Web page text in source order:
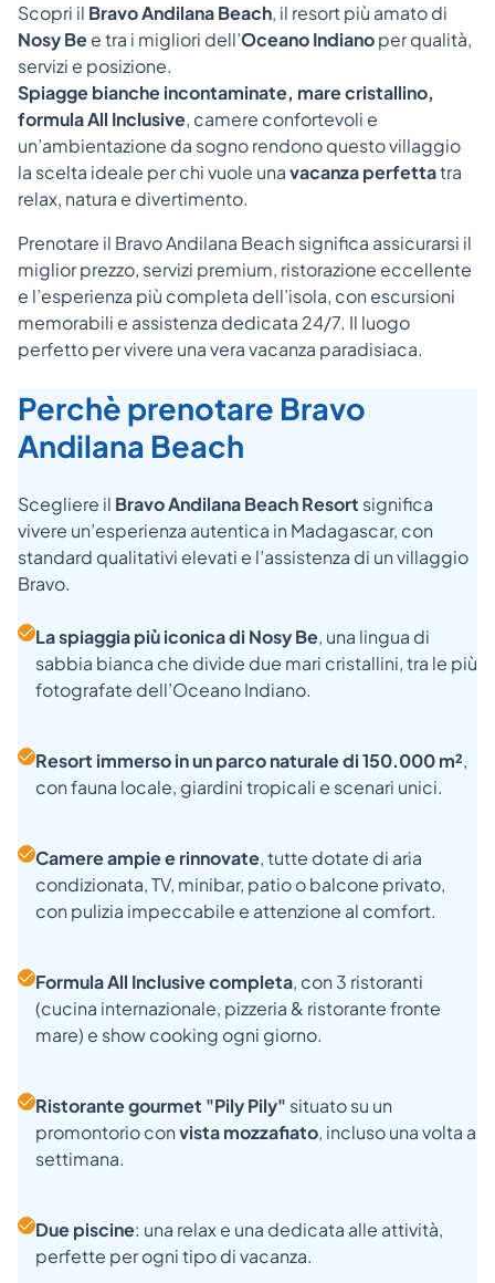
Scopri il Bravo Andilana Beach, il resort più amato di
Nosy Bee tra i migliori dell’Oceano Indianoper qualità,
servizi e posizione.
Spiagge bianche incontaminate, mare cristallino,
formula All Inclusive, camere confortevoli e
un’ambientazione da sogno rendono questo villaggio
la scelta ideale per chi vuole unavacanza perfettatra
relax, natura e divertimento.
Prenotare il Bravo Andilana Beach significa assicurarsi il
miglior prezzo, servizi premium, ristorazione eccellente
e l’esperienza più completa dell’isola, con escursioni
memorabili e assistenza dedicata 24/7. Il luogo
perfetto per vivere una vera vacanza paradisiaca.
Perchè prenotare Bravo
Andilana Beach
Scegliere il Bravo Andilana Beach Resort significa
vivere un’esperienza autentica in Madagascar, con
standard qualitativi elevati e l’assistenza di un villaggio
Bravo.
La spiaggia più iconica di Nosy Be, una lingua di
sabbia bianca che divide due mari cristallini, tra le più
fotografate dell’Oceano Indiano.
Resort immerso in un parco naturale di 150.000 m²,
con fauna locale, giardini tropicali e scenari unici.
Camere ampie e rinnovate, tutte dotate di aria
condizionata, TV, minibar, patio o balcone privato,
con pulizia impeccabile e attenzione al comfort.
Formula All Inclusive completa, con 3 ristoranti
(cucina internazionale, pizzeria & ristorante fronte
mare) e show cooking ogni giorno.
Ristorante gourmet "Pily Pily" situato su un
promontorio convista mozzafiato, incluso una volta a
settimana.
Due piscine: una relax e una dedicata alle attività,
perfette per ogni tipo di vacanza.